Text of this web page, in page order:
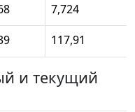
7,724
117,91
и текущий